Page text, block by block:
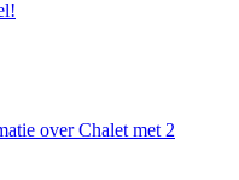
over Chalet met 2